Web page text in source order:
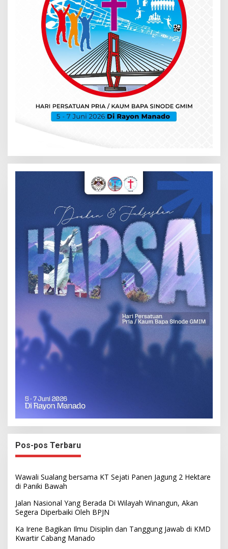
Pos-pos Terbaru
Wawali Sualang bersama KT Sejati Panen Jagung 2 Hektare
di Paniki Bawah
Jalan Nasional Yang Berada Di Wilayah Winangun, Akan
Segera Diperbaiki Oleh BPJN
Ka Irene Bagikan Ilmu Disiplin dan Tanggung Jawab di KMD
Kwartir Cabang Manado